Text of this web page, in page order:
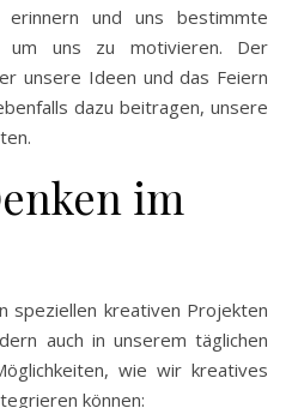
und uns bestimmte
um uns zu motivieren. Der
unsere Ideen und das Feiern
dazu beitragen, unsere
im
speziellen kreativen Projekten
auch in unserem täglichen
wie wir kreatives
können: